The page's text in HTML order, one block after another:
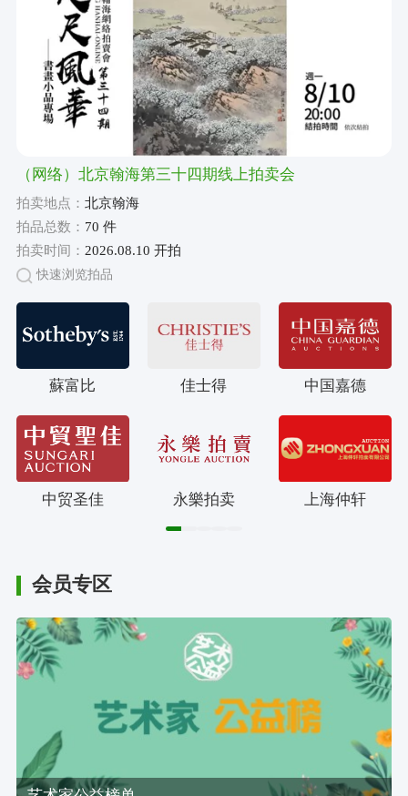
（网络）北京翰海第三十四期线上拍卖会
拍卖地点： 北京翰海
拍品总数： 70 件
拍卖时间： 2026.08.10 开拍
快速浏览拍品
蘇富比 佳士得 中国嘉德
中贸圣佳 永樂拍卖 上海仲轩
会员专区